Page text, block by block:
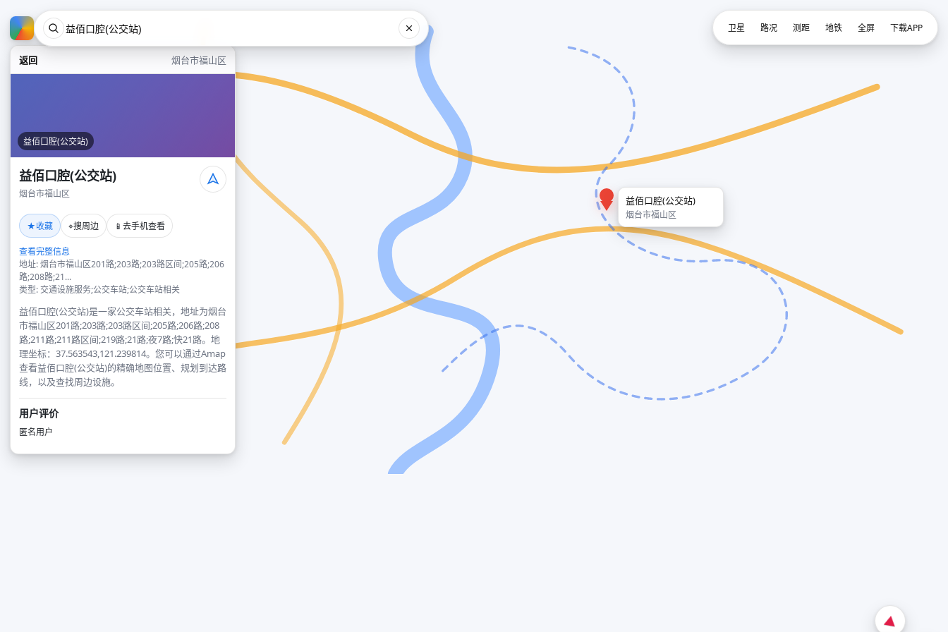
返回 烟台市福山区
益佰口腔(公交站)
益佰口腔(公交站)
烟台市福山区
★收藏 ⌖搜周边 📱 去手机查看
查看完整信息
地址: 烟台市福山区201路;203路;203路区间;205路;206
路;208路;21...
类型: 交通设施服务;公交车站;公交车站相关
益佰口腔(公交站)是一家公交车站相关，地址为烟台
市福山区201路;203路;203路区间;205路;206路;208
路;211路;211路区间;219路;21路;夜7路;快21路。地
理坐标：37.563543,121.239814。您可以通过Amap
查看益佰口腔(公交站)的精确地图位置、规划到达路
线，以及查找周边设施。
用户评价
匿名用户
益佰口腔(公交站)
烟台市福山区
卫星 路况 测距 地铁 全屏 下载APP